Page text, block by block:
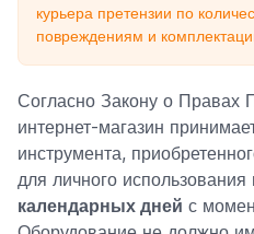
курьера претензии по
повреждениям и
Согласно Закону о Правах
интернет-магазин
инструмента,
для личного использования
календарных дней с